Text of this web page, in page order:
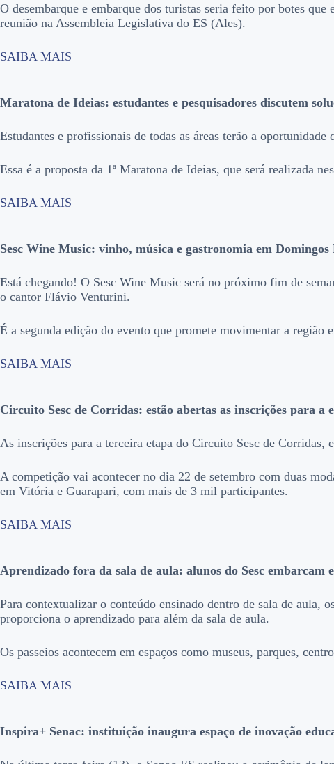
O desembarque e embarque dos turistas seria feito por botes
reunião na Assembleia Legislativa do ES (Ales).
SAIBA MAIS
Maratona de Ideias: estudantes e pesquisadores discutem
Estudantes e profissionais de todas as áreas terão a
Essa é a proposta da 1ª Maratona de Ideias, que será realizada
SAIBA MAIS
Sesc Wine Music: vinho, música e gastronomia em
Está chegando! O Sesc Wine Music será no próximo fim de
o cantor Flávio Venturini.
É a segunda edição do evento que promete movimentar a
SAIBA MAIS
Circuito Sesc de Corridas: estão abertas as inscrições para a
As inscrições para a terceira etapa do Circuito Sesc de Corridas,
A competição vai acontecer no dia 22 de setembro com duas
em Vitória e Guarapari, com mais de 3 mil participantes.
SAIBA MAIS
Aprendizado fora da sala de aula: alunos do Sesc embarcam
Para contextualizar o conteúdo ensinado dentro de sala de aula,
proporciona o aprendizado para além da sala de aula.
Os passeios acontecem em espaços como museus, parques,
SAIBA MAIS
Inspira+ Senac: instituição inaugura espaço de inovação